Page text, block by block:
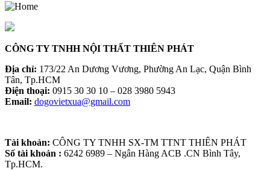
CÔNG TY TNHH NỘI THẤT THIÊN PHÁT
Địa chỉ: 173/22 An Dương Vương, Phường An Lạc, Quận Bình
Tân, Tp.HCM
Điện thoại: 0915 30 30 10 – 028 3980 5943
Email: dogovietxua@gmail.com
Tài khoản: CÔNG TY TNHH SX-TM TTNT THIÊN PHÁT
Số tài khoản : 6242 6989 – Ngân Hàng ACB .CN Bình Tây,
Tp.HCM.